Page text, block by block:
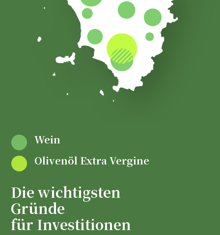
Wein
Olivenöl Extra Vergine
Die wichtigsten
Gründe
für Investitionen